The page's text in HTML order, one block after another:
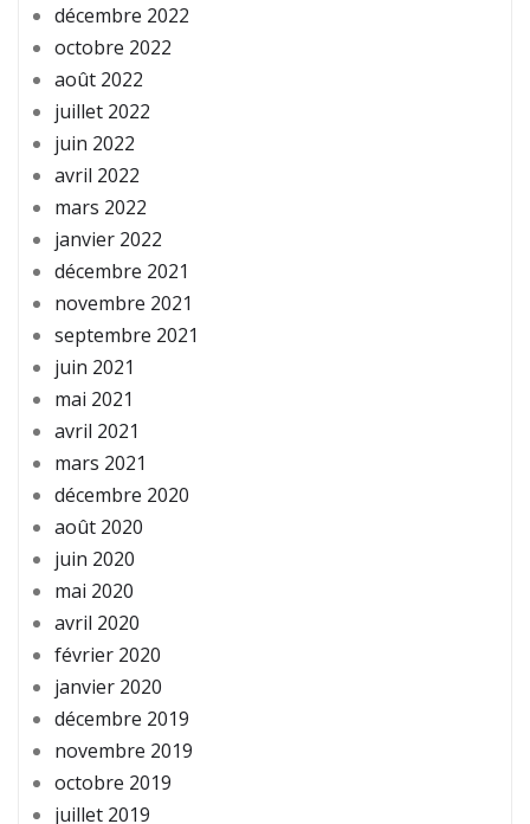
décembre 2022
octobre 2022
août 2022
juillet 2022
juin 2022
avril 2022
mars 2022
janvier 2022
décembre 2021
novembre 2021
septembre 2021
juin 2021
mai 2021
avril 2021
mars 2021
décembre 2020
août 2020
juin 2020
mai 2020
avril 2020
février 2020
janvier 2020
décembre 2019
novembre 2019
octobre 2019
juillet 2019